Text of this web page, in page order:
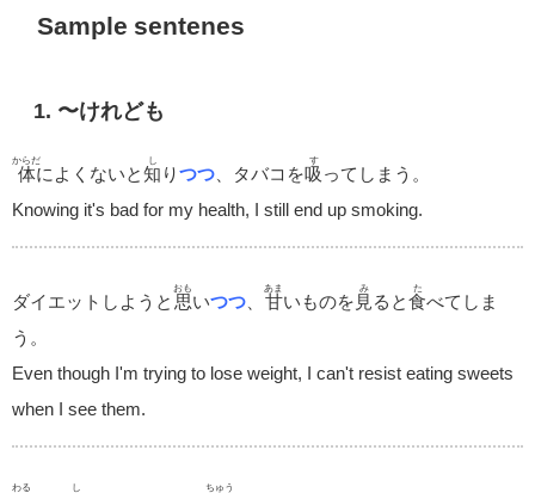
Sample sentenes
1. 〜けれども
体
からだ
によくないと 知
し
り つつ 、タバコを吸
す
ってしまう。
Knowing it's bad for my health, I still end up smoking.
ダイエットしようと 思
おも
いつつ 甘
あま
いものを 見
み
ると 食
た
べてしま
う。
Even though I'm trying to lose weight, I can't resist eating sweets
when I see them.
わる し ちゅう